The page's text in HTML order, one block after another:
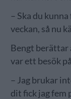
– Ska du
veckan, så nu
Bengt berättar
var ett besök
– Jag brukar
dit fick jag fem